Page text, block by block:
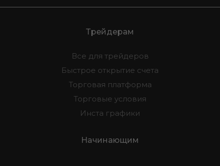
Трейдерам
Все для трейдеров
Быстрое открытие счета
Торговая платформа
Торговые условия
Инста графики
Начинающим